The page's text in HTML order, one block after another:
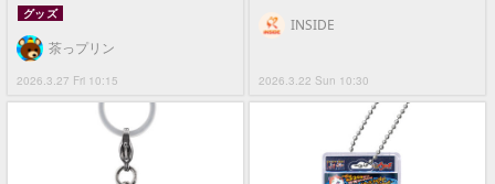
グッズ
2026.3.27 Fri 10:15
茶っプリン
2026.3.22 Sun 10:30
INSIDE